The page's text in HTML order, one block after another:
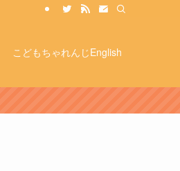
こどもちゃれんじEnglish